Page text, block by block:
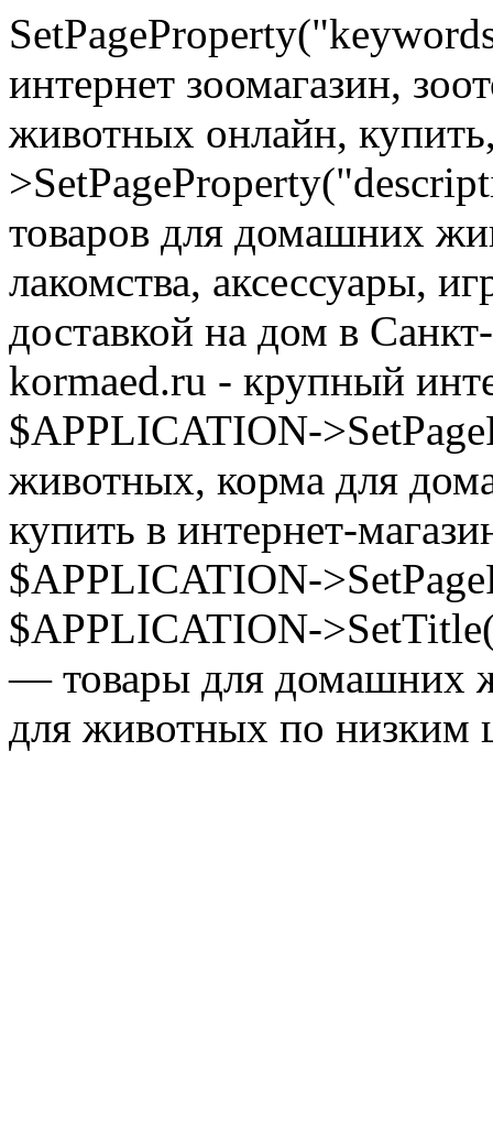
интернет зоомагазин,
животных онлайн,
товаров для домашних
лакомства, аксессуары,
доставкой на дом в
kormaed.ru - крупный
$APPLICATION-
животных, корма для
купить в интернет-
$APPLICATION-
$APPLICATION-
— товары для домашних
для животных по низким